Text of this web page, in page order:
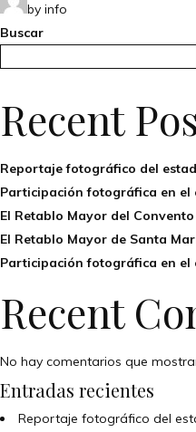
by info
Buscar
Recent
Reportaje fotográfico del
Participación fotográfica en el
El Retablo Mayor del
El Retablo Mayor de Santa
Participación fotográfica en el
Recent
No hay comentarios que
Entradas recientes
Reportaje fotográfico del